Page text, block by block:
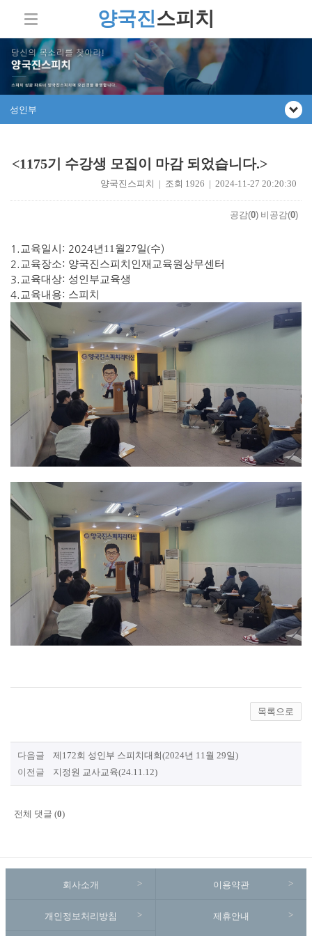
양국진스피치
성인부
<1175기 수강생 모집이 마감 되었습니다.>
양국진스피치 | 조회 1926 | 2024-11-27 20:20:30
공감(0) 비공감(0)
1. 교육일시 : 2024년11 월27일(수)
2. 교육장소: 양국진스피치인재교육원상무센터
3. 교육대상: 성인부교육생
4. 교육내용: 스피치
목록으로
다음글제172회 성인부 스피치대회(2024년 11월 29일)
이전글 지정원 교사교육(24.11.12)
전체 댓글 (0)
회사소개 이용약관
개인정보처리방침 제휴안내